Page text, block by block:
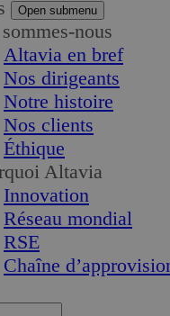
Open submenu
nous
Altavia en bref
Nos dirigeants
Notre histoire
Nos clients
Éthique
Altavia
Innovation
Réseau mondial
RSE
Chaîne